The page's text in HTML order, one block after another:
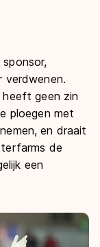
verdwenen.
geen zin
ploegen met
en draait
de
een